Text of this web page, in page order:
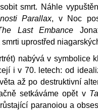
smrt. Náhle
Parallax, v Noc
Last Embance
uprostřed
nabývá v symbolice
i v 70. letech: od
až po destruktivní
setkáváme opět v
paranoiou a